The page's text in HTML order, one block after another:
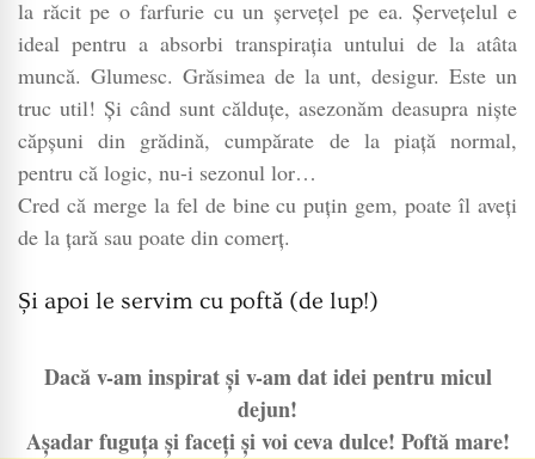
la răcit pe o farfurie cu un șervețel pe ea. Șervețelul e
ideal pentru a absorbi transpirația untului de la atâta
muncă. Glumesc. Grăsimea de la unt, desigur. Este un
truc util! Și când sunt călduțe, asezonăm deasupra niște
căpșuni din grădină, cumpărate de la piață normal,
pentru că logic, nu-i sezonul lor…
Cred că merge la fel de bine cu puțin gem, poate îl aveți
de la țară sau poate din comerț.
Și apoi le servim cu poftă (de lup!)
Dacă v-am inspirat și v-am dat idei pentru micul
dejun!
Așadar fuguța și faceți și voi ceva dulce! Poftă mare!